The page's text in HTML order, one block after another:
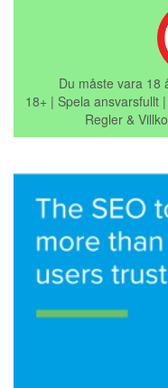
Du måste vara 18
18+ | Spela ansvarsfullt |
Regler &